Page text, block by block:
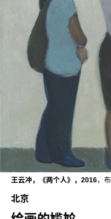
往期内容
联系我们
关注我们
王云冲，《两个人》，2016，
北京